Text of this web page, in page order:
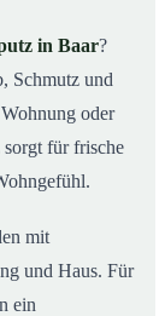
Profis
in Baar?
Schmutz und
oder
sorgt für frische
mit
und Haus. Für
ein